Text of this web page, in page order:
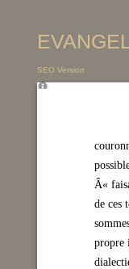
Â«
de ces
propre
SEO Version